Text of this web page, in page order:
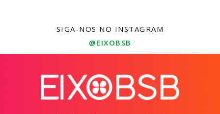
SIGA-NOS NO INSTAGRAM
@EIXOBSB